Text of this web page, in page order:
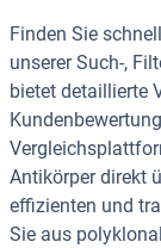
Finden Sie
unserer Such-,
bietet detaillierte
Antikörper direkt
effizienten und
Sie aus